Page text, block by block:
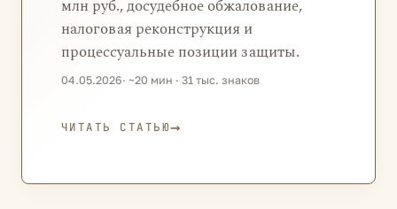
млн руб., досудебное обжалование,
налоговая реконструкция и
процессуальные позиции защиты.
04.05.2026· ~20 мин · 31 тыс. знаков
ЧИТАТЬ СТАТЬЮ→